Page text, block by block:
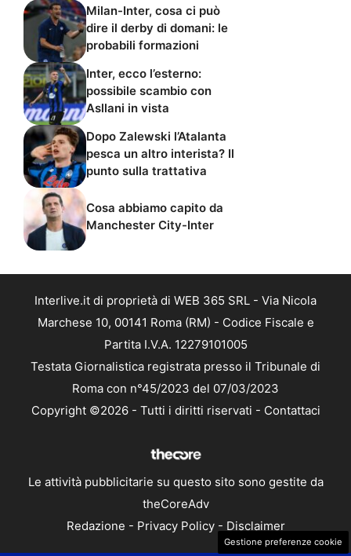
Milan-Inter, cosa ci può
dire il derby di domani: le
probabili formazioni
Inter, ecco l’esterno:
possibile scambio con
Asllani in vista
Dopo Zalewski l’Atalanta
pesca un altro interista? Il
punto sulla trattativa
Cosa abbiamo capito da
Manchester City-Inter
Interlive.it di proprietà di WEB 365 SRL - Via Nicola
Marchese 10, 00141 Roma (RM) - Codice Fiscale e
Partita I.V.A. 12279101005
Testata Giornalistica registrata presso il Tribunale di
Roma con n°45/2023 del 07/03/2023
Copyright ©2026 - Tutti i diritti riservati - Contattaci
Le attività pubblicitarie su questo sito sono gestite da
theCoreAdv
Redazione - Privacy Policy- Disclaimer
Gestione preferenze cookie